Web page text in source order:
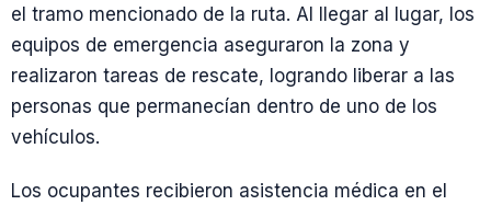
el tramo mencionado de la ruta. Al llegar al lugar, los
equipos de emergencia aseguraron la zona y
realizaron tareas de rescate, logrando liberar a las
personas que permanecían dentro de uno de los
vehículos.
Los ocupantes recibieron asistencia médica en el